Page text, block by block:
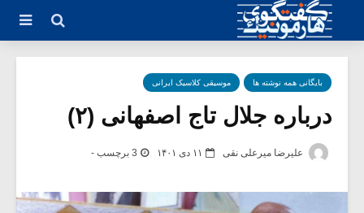
بایگانی همه نوشته ها موسیقی کلاسیک ایرانی
درباره جلال تاج اصفهانی (۲)
علیرضا میرعلی نقی ۱۱ دی ۱۴۰۱ 3 برچسب -